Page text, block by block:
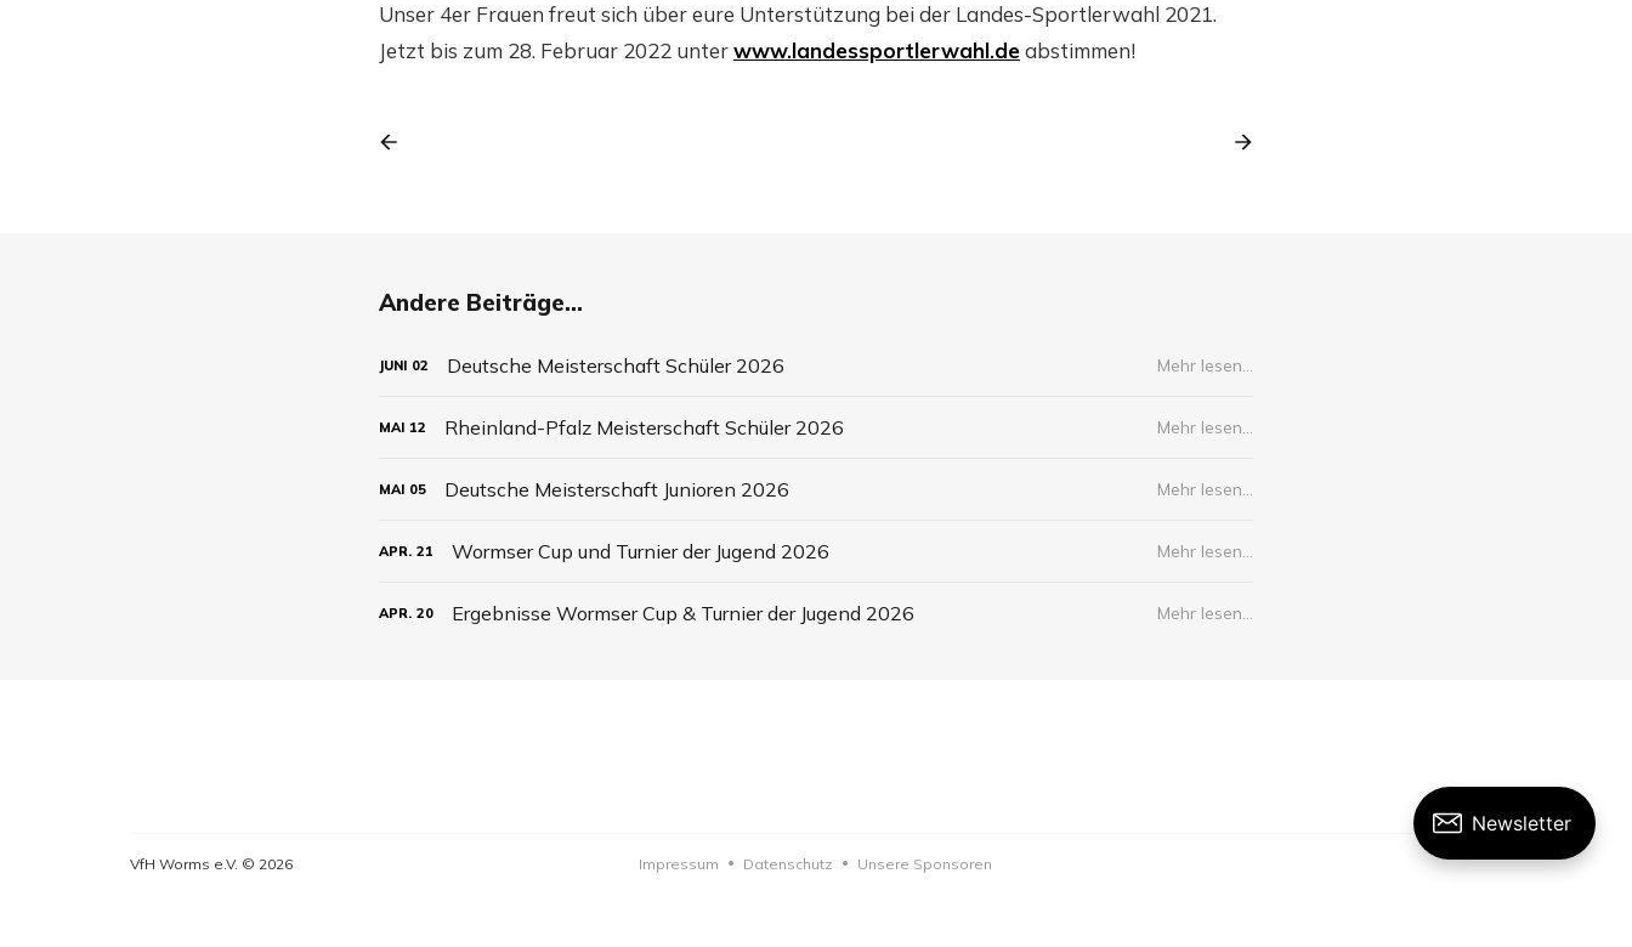
Unser 4er Frauen freut sich über eure Unterstützung bei der Landes-Sportlerwahl 2021.
Jetzt bis zum 28. Februar 2022 unterwww.landessportlerwahl.deabstimmen!
Andere Beiträge...
JUNI 02 Deutsche Meisterschaft Schüler 2026 Mehr lesen...
MAI 12 Rheinland-Pfalz Meisterschaft Schüler 2026 Mehr lesen...
MAI 05 Deutsche Meisterschaft Junioren 2026 Mehr lesen...
APR. 21 Wormser Cup und Turnier der Jugend 2026 Mehr lesen...
APR. 20 Ergebnisse Wormser Cup & Turnier der Jugend 2026 Mehr lesen...
VfH Worms e.V. © 2026 Impressum • Datenschutz • Unsere Sponsoren